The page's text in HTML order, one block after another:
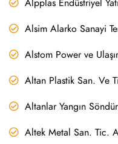
Alpplas Endüstriyel
Alsim Alarko Sanayi
Alstom Power ve
Altan Plastik San. Ve
Altanlar Yangın
Altek Metal San. Tic.